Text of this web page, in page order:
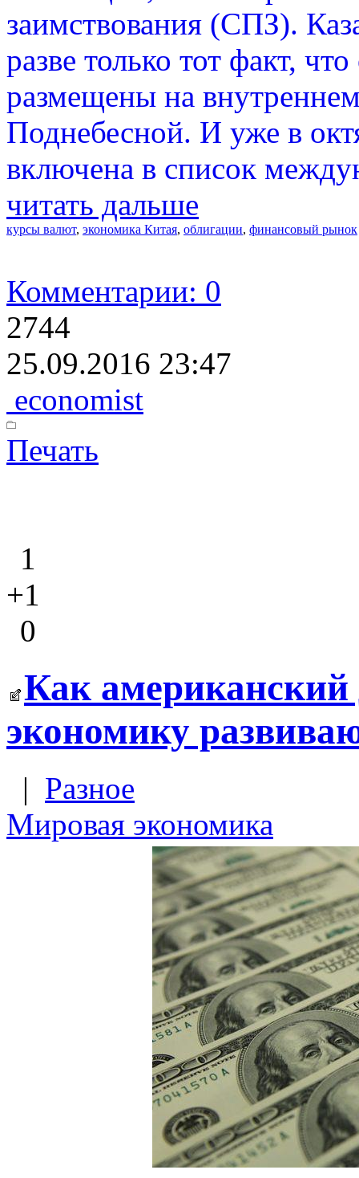
заимствования (СПЗ).
разве только тот факт,
размещены на
Поднебесной. И уже в
включена в список
читать дальше
курсы валют, экономика Китая, облигации, финансовый рынок
Комментарии: 0
2744
25.09.2016 23:47
economist
Печать
1
+1
0
Как американский
экономику
| Разное
Мировая экономика